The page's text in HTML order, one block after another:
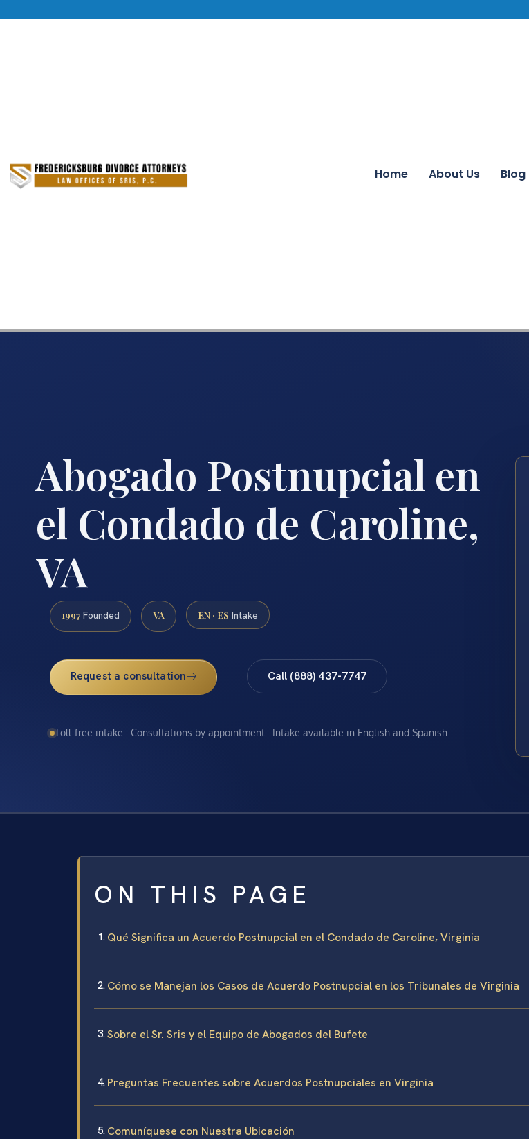
Home About Us Blog
Abogado Postnupcial en
el Condado de Caroline,
VA
1997 Founded VA EN · ES Intake
Request a consultation Call (888) 437-7747
Toll-free intake · Consultations by appointment · Intake available in English and Spanish
ON THIS PAGE
Qué Significa un Acuerdo Postnupcial en el Condado de Caroline, Virginia
Cómo se Manejan los Casos de Acuerdo Postnupcial en los Tribunales de Virginia
Sobre el Sr. Sris y el Equipo de Abogados del Bufete
Preguntas Frecuentes sobre Acuerdos Postnupciales en Virginia
Comuníquese con Nuestra Ubicación